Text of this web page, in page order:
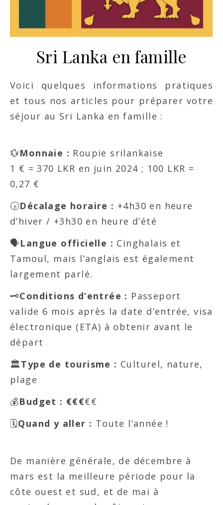
Sri Lanka en famille
Voici quelques informations pratiques
et tous nos articles pour préparer votre
séjour au Sri Lanka en famille :
💱Monnaie : Roupie srilankaise
1 € = 370 LKR en juin 2024 ; 100 LKR =
0,27 €
🕟Décalage horaire : +4h30 en heure
d’hiver / +3h30 en heure d’été
🗣️Langue officielle : Cinghalais et
Tamoul, mais l’anglais est également
largement parlé.
🗝️Conditions d’entrée : Passeport
valide 6 mois après la date d’entrée, visa
électronique (ETA) à obtenir avant le
départ
🏛️Type de tourisme : Culturel, nature,
plage
💰Budget : €€€€€
🗓️Quand y aller : Toute l’année !
De manière générale, de décembre à
mars est la meilleure période pour la
côte ouest et sud, et de mai à